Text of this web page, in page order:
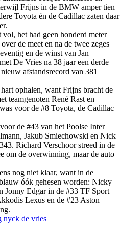
Frijns in de BMW amper tien
Toyota én de Cadillac zaten daar
het had geen honderd meter
de meet en na de twee zeges
en de winst van Jan
De Vries na 38 jaar een derde
afstandsrecord van 381
ophalen, want Frijns bracht de
teamgenoten René Rast en
voor de #8 Toyota, de Cadillac
de #43 van het Poolse Inter
Jakub Smiechowski en Nick
Richard Verschoor streed in de
om de overwinning, maar de auto
nog niet klaar, want in de
óók gehesen worden: Nicky
Jonny Edgar in de #33 TF Sport
Lexus en de #23 Aston
nyck de vries